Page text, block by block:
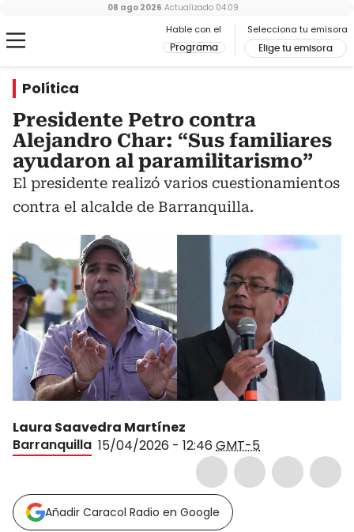
Hable con el
Programa
Selecciona tu emisora
Elige tu emisora
08 ago 2026 Actualizado 04:09
Política
Presidente Petro contra
Alejandro Char: “Sus familiares
ayudaron al paramilitarismo”
El presidente realizó varios cuestionamientos
contra el alcalde de Barranquilla.
Laura Saavedra Martínez
Barranquilla 15/04/2026 - 12:46 GMT-5
Añadir Caracol Radio en Google